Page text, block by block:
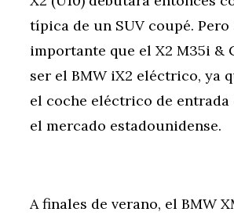
típica de un SUV coupé. Pero
importante que el X2 M35i &
ser el BMW iX2 eléctrico, ya
el coche eléctrico de entrada
el mercado estadounidense.
A finales de verano, el BMW